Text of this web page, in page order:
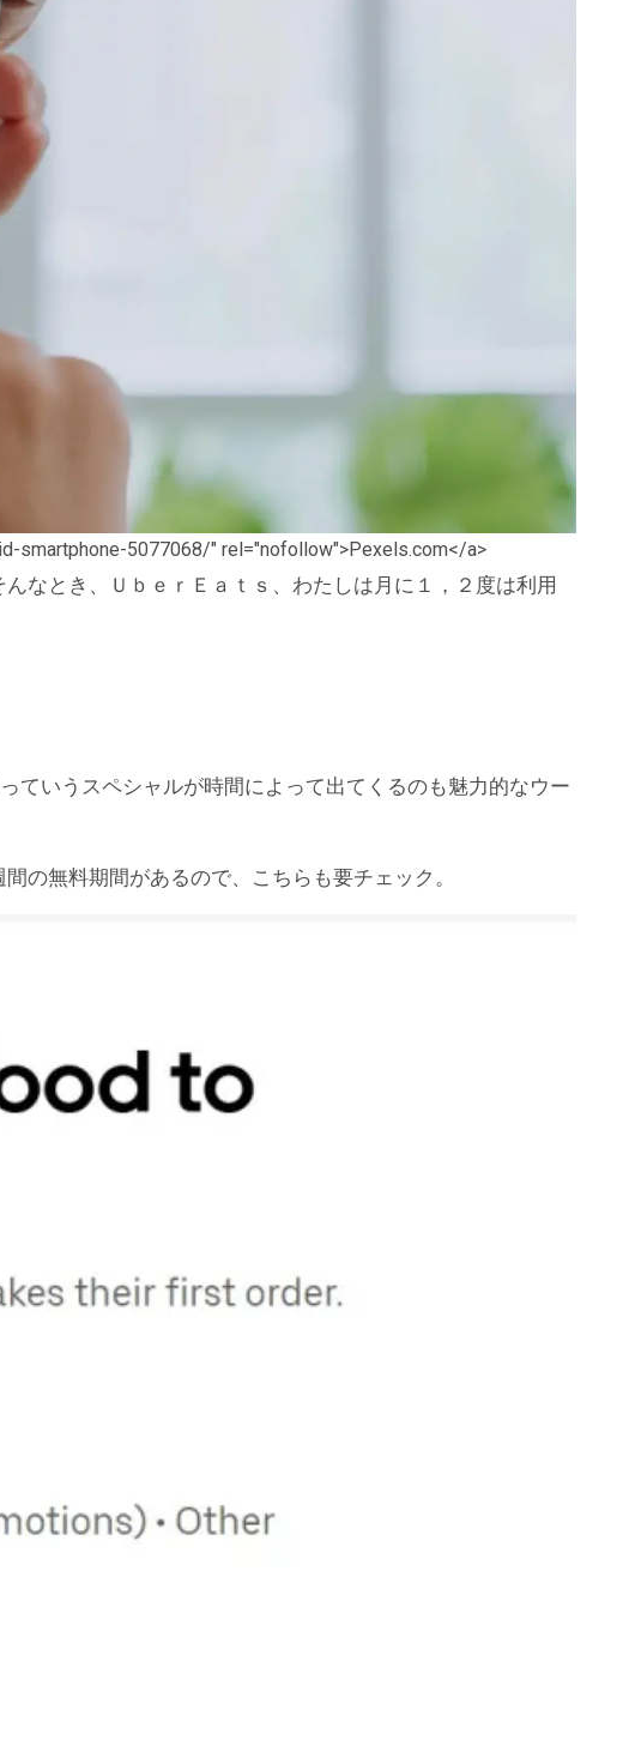
smartphone-5077068/" rel="nofollow">Pexels.com</a>
ていうスペシャルが時間によって出てくるのも魅力的なウー
の無料期間があるので、こちらも要チェック。